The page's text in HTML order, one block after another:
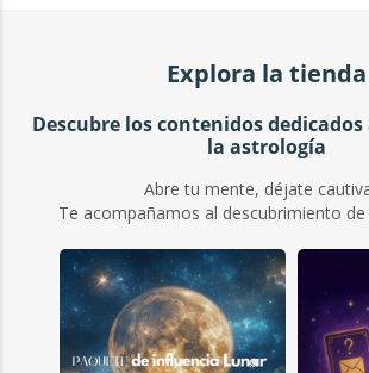
Explora la tienda
Descubre los contenidos
la astrología
Abre tu mente, déjate
Te acompañamos al descubrimiento